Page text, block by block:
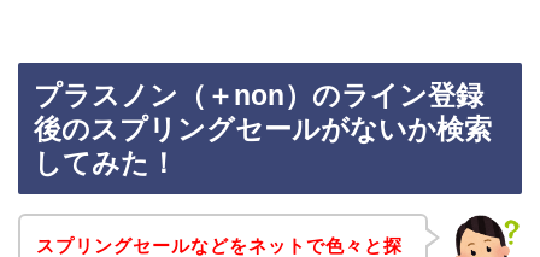
プラスノン（＋non）のライン登録
後のスプリングセールがないか検索
してみた！
スプリングセールなどをネットで色々と探